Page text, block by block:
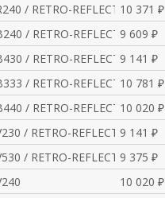
/ RETRO-REFLECTIVE10 371 ₽
/ RETRO-REFLECTIVE9 609 ₽
/ RETRO-REFLECTIVE9 141 ₽
/ RETRO-REFLECTIVE10 781 ₽
/ RETRO-REFLECTIVE10 020 ₽
/ RETRO-REFLECTIVE9 141 ₽
/ RETRO-REFLECTIVE9 375 ₽
10 020 ₽